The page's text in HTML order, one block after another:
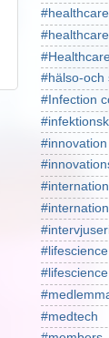
#healthcare
#hälso-och
#Infection
#innovation
#lifescience
#medtech